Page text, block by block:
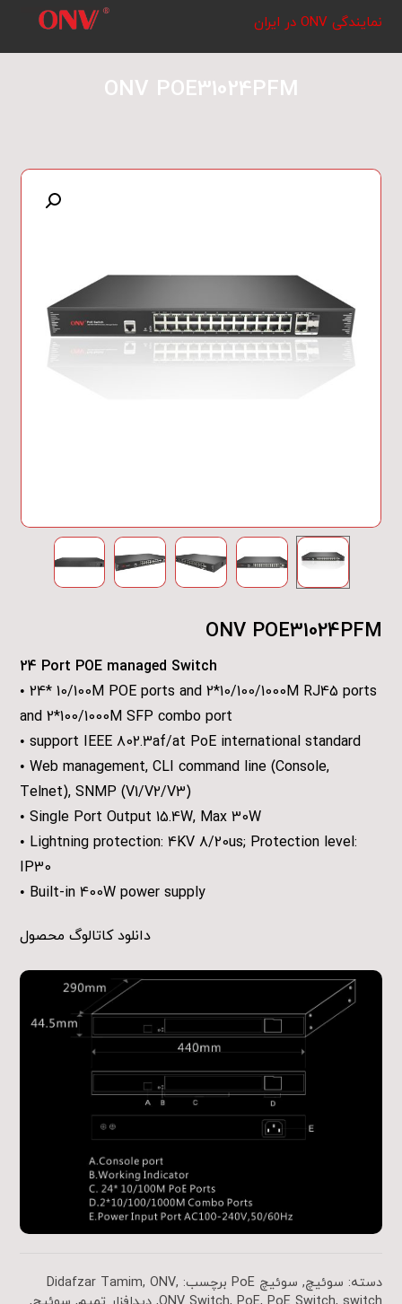
نمایندگی ONV در ایران
ONV POE31024PFM
ONV POE31024PFM
24 Port POE managed Switch
• 24* 10/100M POE ports and 2*10/100/1000M RJ45 ports
and 2*100/1000M SFP combo port
• support IEEE 802.3af/at PoE international standard
• Web management, CLI command line (Console,
Telnet), SNMP (V1/V2/V3)
• Single Port Output 15.4W, Max 30W
• Lightning protection: 4KV 8/20us; Protection level:
IP30
• Built-in 400W power supply
دانلود کاتالوگ محصول
دسته: سوئیچ, سوئیچ PoE برچسب: Didafzar Tamim, ONV,